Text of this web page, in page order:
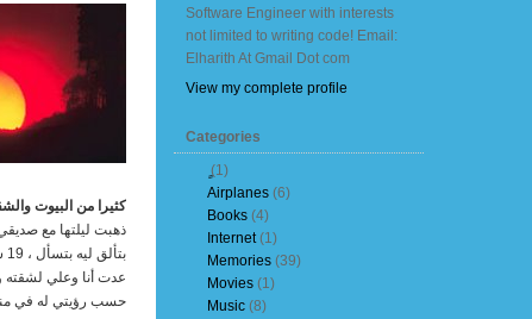
كثيرا من البيوت
ذهبت ليلتها مع
عدت أنا وعلي
حسب رؤيتي له في
Software Engineer with interests
not limited to writing code! Email:
Elharith At Gmail Dot com
View my complete profile
Categories
(1)
Airplanes (6)
Books (4)
Internet(1)
Memories (39)
Movies (1)
Music (8)